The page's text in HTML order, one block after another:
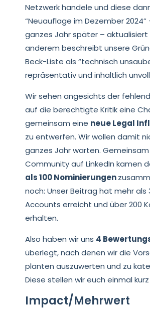
Netzwerk handele und diese
“Neuauflage im Dezember 2024”
ganzes Jahr später – aktualisiert
anderem beschreibt unsere
Beck-Liste als “technisch
repräsentativ und inhaltlich
Wir sehen angesichts der
auf die berechtigte Kritik eine
gemeinsam eine neue Legal
zu entwerfen. Wir wollen damit
ganzes Jahr warten.
Community auf LinkedIn kamen
als 100 Nominierungen
noch: Unser Beitrag hat mehr als
Accounts erreicht und über 200
erhalten.
Also haben wir uns 4
überlegt, nach denen wir die
planten auszuwerten und zu
Diese stellen wir euch einmal kurz
Impact/Mehrwert